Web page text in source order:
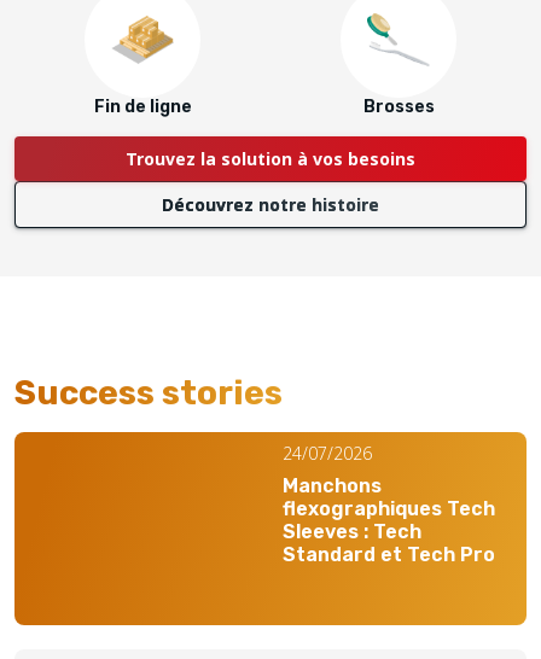
Fin de ligne Brosses
Découvrez notre histoire
Trouvez la solution à vos besoins
Success stories
24/07/2026
Manchons
flexographiques Tech
Sleeves : Tech
Standard et Tech Pro